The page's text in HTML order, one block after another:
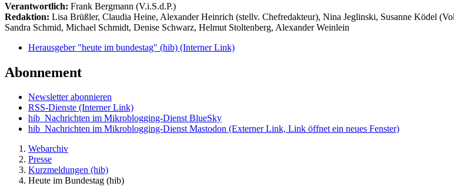
Verantwortlich: Frank Bergmann (V.i.S.d.P.)
Redaktion: Lisa Brüßler, Claudia Heine, Alexander Heinrich (stellv. Chefredakteur), Nina Jeglinski, Susanne Ködel
Sandra Schmid, Michael Schmidt, Denise Schwarz, Helmut Stoltenberg, Alexander Weinlein
Herausgeber "heute im bundestag" (hib) (Interner Link)
Abonnement
Newsletter abonnieren
RSS-Dienste (Interner Link)
hib_Nachrichten im Mikroblogging-Dienst BlueSky
hib_Nachrichten im Mikroblogging-Dienst Mastodon (Externer Link, Link öffnet ein neues Fenster)
Webarchiv
Presse
Kurzmeldungen (hib)
Heute im Bundestag (hib)